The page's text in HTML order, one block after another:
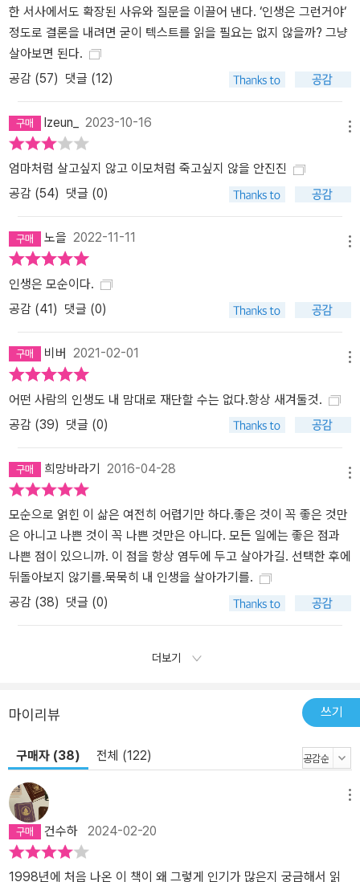
한 서사에서도 확장된 사유와 질문을 이끌어 낸다. ‘인생은 그런거야‘
정도로 결론을 내려면 굳이 텍스트를 읽을 필요는 없지 않을까? 그냥
살아보면 된다.
공감 (57) 댓글 (12)
lzeun_ 2023-10-16
엄마처럼 살고싶지 않고 이모처럼 죽고싶지 않을 안진진
공감 (54) 댓글 (0)
노을 2022-11-11
인생은 모순이다.
공감 (41) 댓글 (0)
비버 2021-02-01
어떤 사람의 인생도 내 맘대로 재단할 수는 없다.항상 새겨둘것.
공감 (39) 댓글 (0)
희망바라기 2016-04-28
모순으로 얽힌 이 삶은 여전히 어렵기만 하다.좋은 것이 꼭 좋은 것만
은 아니고 나쁜 것이 꼭 나쁜 것만은 아니다. 모든 일에는 좋은 점과
나쁜 점이 있으니까. 이 점을 항상 염두에 두고 살아가길. 선택한 후에
뒤돌아보지 않기를.묵묵히 내 인생을 살아가기를.
공감 (38) 댓글 (0)
더보기
마이리뷰 쓰기
구매자 (38) 전체 (122)
건수하 2024-02-20
1998년에 처음 나온 이 책이 왜 그렇게 인기가 많은지 궁금해서 읽